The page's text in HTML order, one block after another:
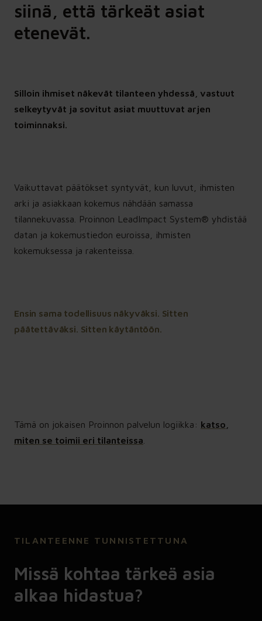
siinä, että tärkeät asiat
etenevät.
Silloin ihmiset näkevät tilanteen yhdessä, vastuut
selkeytyvät ja sovitut asiat muuttuvat arjen
toiminnaksi.
Vaikuttavat päätökset syntyvät, kun luvut, ihmisten
arki ja asiakkaan kokemus nähdään samassa
tilannekuvassa. Proinnon LeadImpact System® yhdistää
datan ja kokemustiedon euroissa, ihmisten
kokemuksessa ja rakenteissa.
Ensin sama todellisuus näkyväksi. Sitten
päätettäväksi. Sitten käytäntöön.
Tämä on jokaisen Proinnon palvelun logiikka: katso,
miten se toimii eri tilanteissa
TILANTEENNE TUNNISTETTUNA
Missä kohtaa tärkeä asia
alkaa hidastua?
Kantokykyarvio™ organisaation due
diligence
uudistusta arvioidaan, mikä
organisaatiossa kantaa ja mitä pitää
vahvistaa ennen päätöksiä.
päätöksiin. Yhteinen tilannekuva pysyy
ajan tasalla toimitusjohtajan,
omistajan tai hallituksen
puheenjohtajan rinnalla, kun päätösten
vaikutukset näkyvät ihmisissä,
asiakkaissa ja tuloksessa.
uudelleen rakennettuna, omilla asioilla
ja tulostakuulla.
pelisäännöt, vahvistaa henkilöstön
tekoälylukutaitoa ja ottaa ensimmäiset
käyttökohteet hallitusti käyttöön.